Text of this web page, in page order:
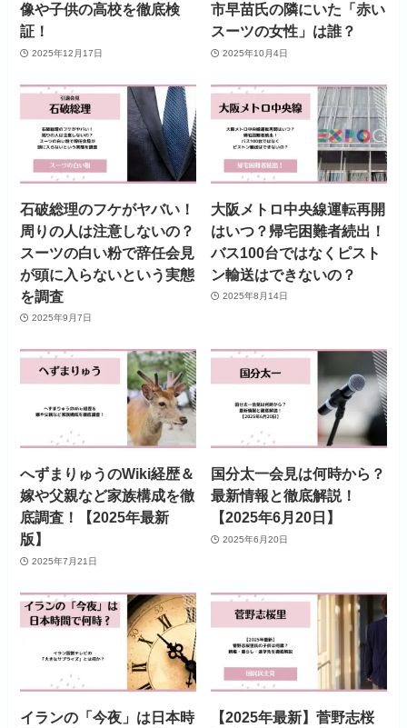
像や子供の高校を徹底検
証！
2025年12月17日
市早苗氏の隣にいた「赤い
スーツの女性」は誰？
2025年10月4日
石破総理のフケがヤバい！
周りの人は注意しないの？
スーツの白い粉で辞任会見
が頭に入らないという実態
を調査
2025年9月7日
大阪メトロ中央線運転再開
はいつ？帰宅困難者続出！
バス100台ではなくピスト
ン輸送はできないの？
2025年8月14日
へずまりゅうのWiki経歴＆
嫁や父親など家族構成を徹
底調査！【2025年最新
版】
2025年7月21日
国分太一会見は何時から？
最新情報と徹底解説！
【2025年6月20日】
2025年6月20日
イランの「今夜」は日本時
【2025年最新】菅野志桜